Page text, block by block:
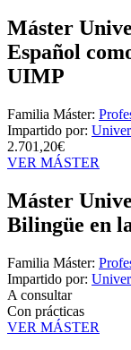
Máster
Español
UIMP
Familia Máster:
Impartido por:
2.701,20€
VER MÁSTER
Máster
Bilingüe en
Familia Máster:
Impartido por:
A consultar
Con prácticas
VER MÁSTER